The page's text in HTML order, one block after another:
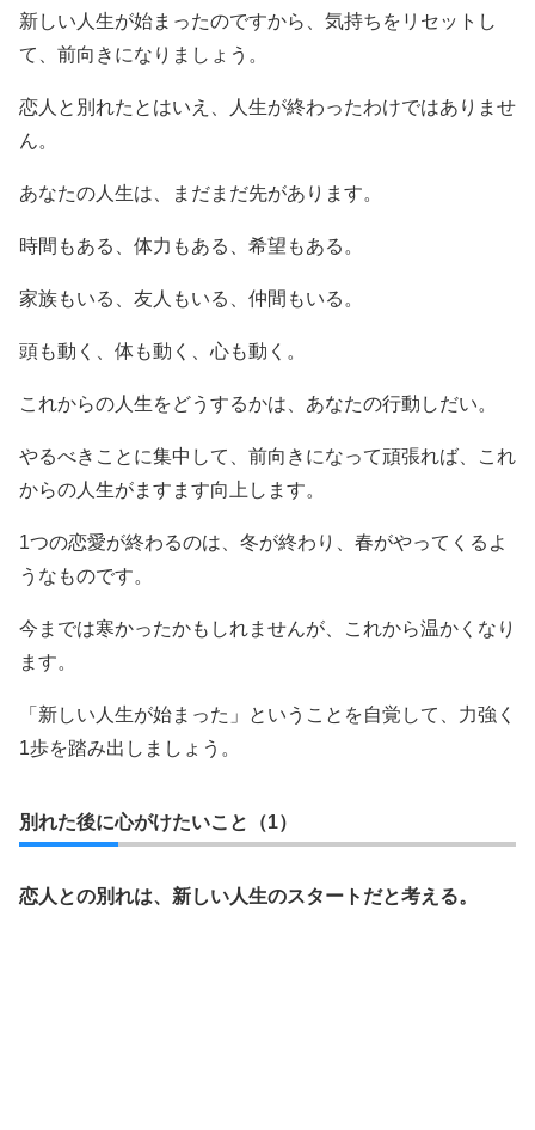
新しい人生が始まったのですから、気持ちをリセットし
て、前向きになりましょう。
恋人と別れたとはいえ、人生が終わったわけではありませ
ん。
あなたの人生は、まだまだ先があります。
時間もある、体力もある、希望もある。
家族もいる、友人もいる、仲間もいる。
頭も動く、体も動く、心も動く。
これからの人生をどうするかは、あなたの行動しだい。
やるべきことに集中して、前向きになって頑張れば、これ
からの人生がますます向上します。
1つの恋愛が終わるのは、冬が終わり、春がやってくるよ
うなものです。
今までは寒かったかもしれませんが、これから温かくなり
ます。
「新しい人生が始まった」ということを自覚して、力強く
1歩を踏み出しましょう。
別れた後に心がけたいこと（1）
恋人との別れは、新しい人生のスタートだと考える。